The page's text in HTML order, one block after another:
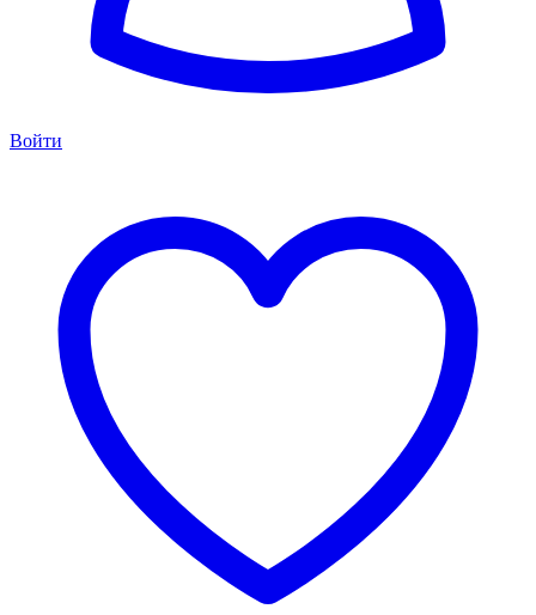
Войти